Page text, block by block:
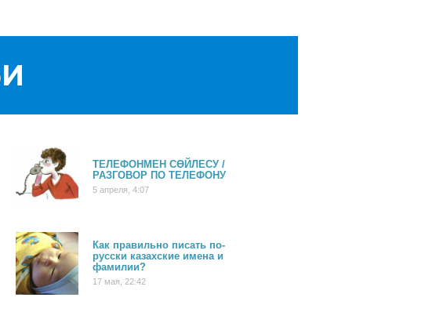
ТЕЛЕФОНМЕН СӨЙЛЕСУ /
РАЗГОВОР ПО ТЕЛЕФОНУ
5 апреля, 4:07
Как правильно писать по-
русски казахские имена и
фамилии?
17 мая, 22:42